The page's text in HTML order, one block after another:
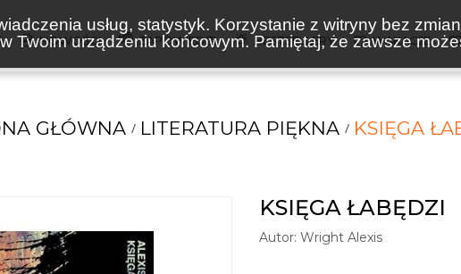
usług, statystyk. Korzystanie z witryny bez
Twoim urządzeniu końcowym. Pamiętaj, że zawsze
NOWOŚCI ZAPOWIEDZI BESTSELLERY WAKACJE
GŁÓWNA LITERATURA PIĘKNA KSIĘGA
KSIĘGA ŁABĘDZI
Autor: Wright Alexis